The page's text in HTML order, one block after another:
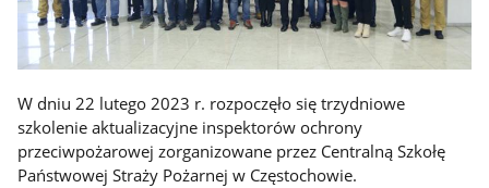
W dniu 22 lutego 2023 r. rozpoczęło się trzydniowe
szkolenie aktualizacyjne inspektorów ochrony
przeciwpożarowej zorganizowane przez Centralną Szkołę
Państwowej Straży Pożarnej w Częstochowie.